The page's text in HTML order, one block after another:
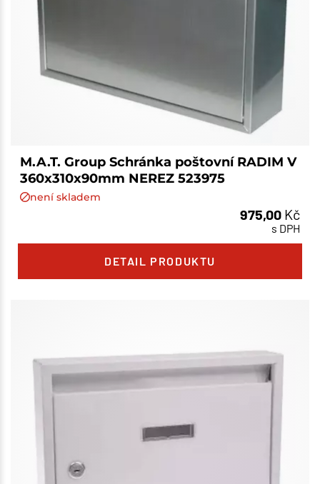
M.A.T. Group Schránka poštovní RADIM V
360x310x90mm NEREZ 523975
není skladem
975,00 Kč
s DPH
DETAIL PRODUKTU